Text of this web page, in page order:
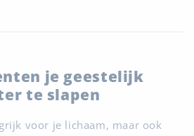
je geestelijk
te slapen
voor je lichaam, maar ook